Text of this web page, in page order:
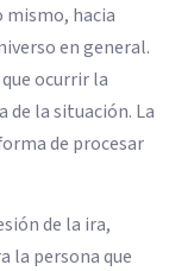
mismo, hacia
en general.
ocurrir la
la situación. La
de procesar
de la ira,
la persona que